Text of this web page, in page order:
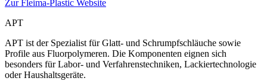
Zur Fleima-Plastic Website
APT
APT ist der Spezialist für Glatt- und Schrumpfschläuche sowie
Profile aus Fluorpolymeren. Die Komponenten eignen sich
besonders für Labor- und Verfahrenstechniken, Lackiertechnologie
oder Haushaltsgeräte.